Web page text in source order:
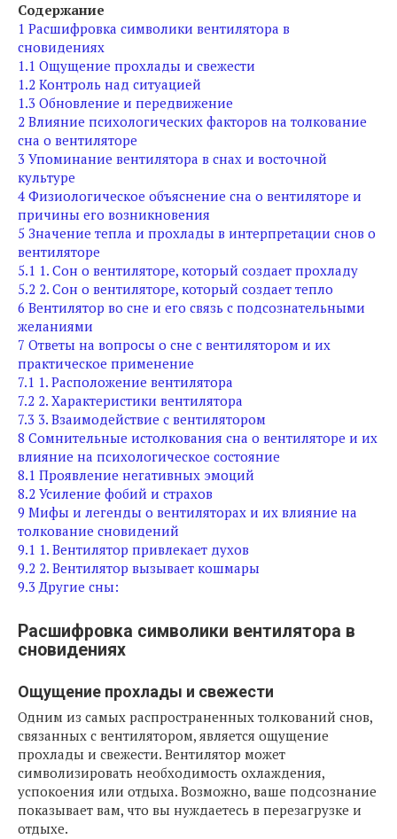
Содержание
1 Расшифровка символики вентилятора в
сновидениях
1.1 Ощущение прохлады и свежести
1.2 Контроль над ситуацией
1.3 Обновление и передвижение
2 Влияние психологических факторов на толкование
сна о вентиляторе
3 Упоминание вентилятора в снах и восточной
культуре
4 Физиологическое объяснение сна о вентиляторе и
причины его возникновения
5 Значение тепла и прохлады в интерпретации снов о
вентиляторе
5.1 1. Сон о вентиляторе, который создает прохладу
5.2 2. Сон о вентиляторе, который создает тепло
6 Вентилятор во сне и его связь с подсознательными
желаниями
7 Ответы на вопросы о сне с вентилятором и их
практическое применение
7.1 1. Расположение вентилятора
7.2 2. Характеристики вентилятора
7.3 3. Взаимодействие с вентилятором
8 Сомнительные истолкования сна о вентиляторе и их
влияние на психологическое состояние
8.1 Проявление негативных эмоций
8.2 Усиление фобий и страхов
9 Мифы и легенды о вентиляторах и их влияние на
толкование сновидений
9.1 1. Вентилятор привлекает духов
9.2 2. Вентилятор вызывает кошмары
9.3 Другие сны:
Расшифровка символики вентилятора в
сновидениях
Ощущение прохлады и свежести
Одним из самых распространенных толкований снов,
связанных с вентилятором, является ощущение
прохлады и свежести. Вентилятор может
символизировать необходимость охлаждения,
успокоения или отдыха. Возможно, ваше подсознание
показывает вам, что вы нуждаетесь в перезагрузке и
отдыхе.